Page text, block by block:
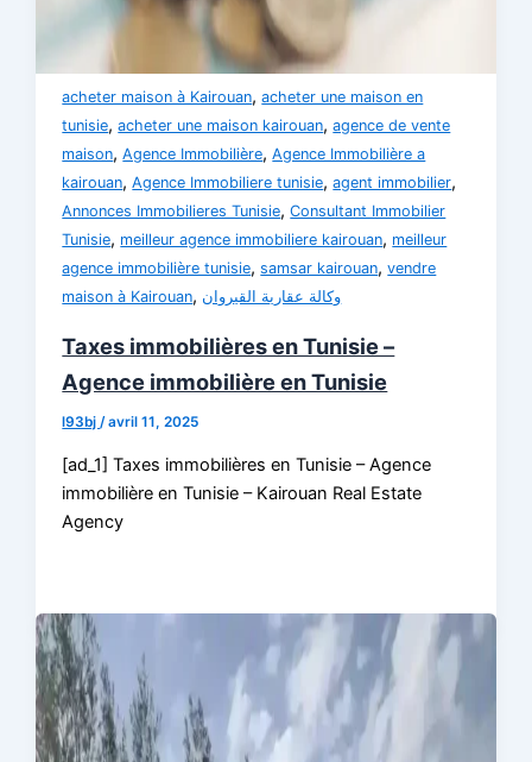
acheter maison à Kairouan,acheter une maison en
tunisie,acheter une maison kairouan,agence de vente
maison,Agence Immobilière,Agence Immobilière a
kairouan,Agence Immobiliere tunisie,agent immobilier,
Annonces Immobilieres Tunisie,Consultant Immobilier
Tunisie, meilleur agence immobiliere kairouan, meilleur
agence immobilière tunisie,samsar kairouan,vendre
maison à Kairouan, وكالة عقارية القيروان
Taxes immobilières en Tunisie –
Agence immobilière en Tunisie
l93bj/avril 11, 2025
[ad_1] Taxes immobilières en Tunisie – Agence
immobilière en Tunisie – Kairouan Real Estate
Agency